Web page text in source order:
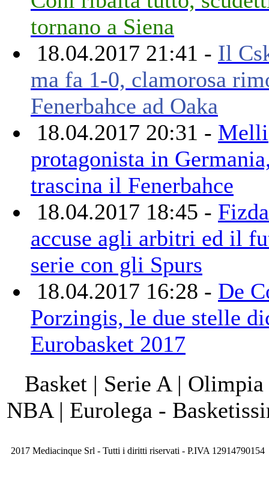
tornano a Siena
18.04.2017 21:41 - Il
ma fa 1-0, clamorosa
Fenerbahce ad Oaka
18.04.2017 20:31 - Melli
protagonista in
trascina il Fenerbahce
18.04.2017 18:45 -
accuse agli arbitri ed il
serie con gli Spurs
18.04.2017 16:28 - De
Porzingis, le due stelle
Eurobasket 2017
Basket | Serie A |
NBA | Eurolega -
2017 Mediacinque Srl - Tutti i diritti riservati - P.IVA 12914790154